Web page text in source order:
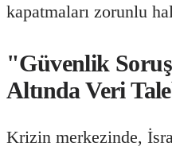
kapatmaları zorunlu
"Güvenlik
Altında Veri
Krizin merkezinde,